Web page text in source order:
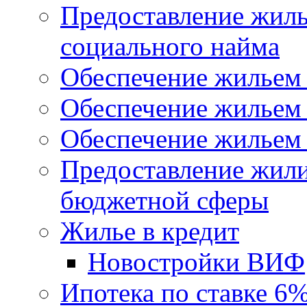
Предоставление
социального найма
Обеспечение
Обеспечение
Обеспечение жильем
Предоставление
бюджетной сферы
Жилье в кредит
Новостройки ВИФ
Ипотека по ставке